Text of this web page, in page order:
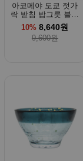
아코메야 도쿄 젓가
락 받침 밥그릇 블루
1개
10% 8,640원
9,600원